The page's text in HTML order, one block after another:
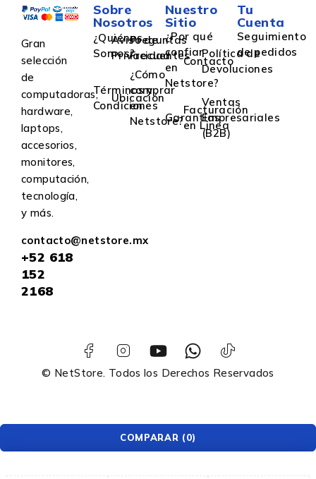
Gran
selección
de
computadoras,
hardware,
laptops,
accesorios,
monitores,
computación,
tecnología,
y más.
contacto@netstore.mx
+52 618
152
2168
Sobre
Nosotros
¿Quiénes
Somos?
Aviso de
Privacidad
Preguntas
Frecuentes
Términos y
Condiciones
Ubicación
¿Cómo
comprar
en
Netstore?
Nuestro
Sitio
¿Por qué
confiar
en
Netstore?
Contacto
Política de
Devoluciones
Garantías
Facturación
en Linea
Ventas
Empresariales
(B2B)
Tu
Cuenta
Seguimiento
de pedidos
© NetStore. Todos los Derechos Reservados
COMPARAR (0)